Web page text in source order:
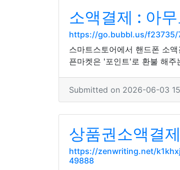
소액결제 : 아
https://go.bubbl.us/f23735/
스마트스토어에서 핸드폰 소
픈마켓은 '포인트'로 환불 해
Submitted on 2026-06-03
상품권소액결
https://zenwriting.net/
49888